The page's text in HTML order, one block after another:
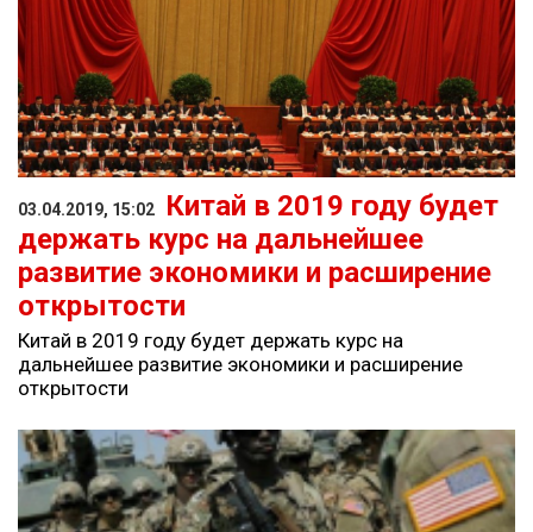
03.04.2019, 15:02
Китай в 2019 году будет
держать курс на дальнейшее
развитие экономики и расширение
открытости
Китай в 2019 году будет держать курс на
дальнейшее развитие экономики и расширение
открытости